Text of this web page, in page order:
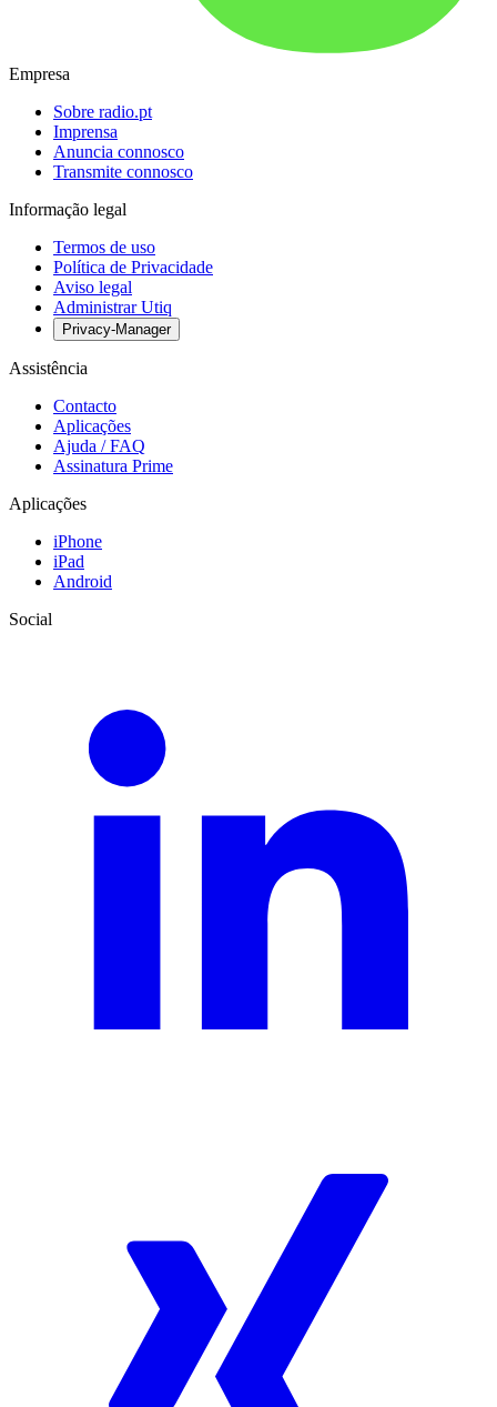
Empresa
Sobre radio.pt
Imprensa
Anuncia connosco
Transmite connosco
Informação legal
Termos de uso
Política de Privacidade
Aviso legal
Administrar Utiq
Privacy-Manager
Assistência
Contacto
Aplicações
Ajuda / FAQ
Assinatura Prime
Aplicações
iPhone
iPad
Android
Social